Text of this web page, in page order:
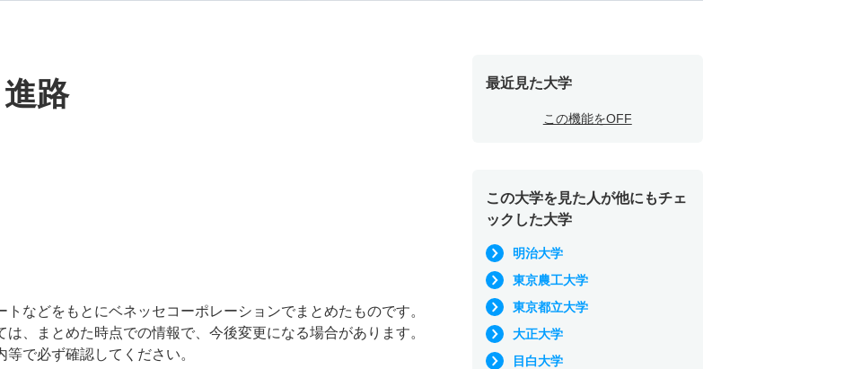
路
などをもとにベネッセコーポレーションでまとめたものです。
は、まとめた時点での情報で、今後変更になる場合があります。
で必ず確認してください。
最近見た大学
この機能をOFF
この大学を見た人が他にもチェ
ックした大学
明治大学
東京農工大学
東京都立大学
大正大学
目白大学